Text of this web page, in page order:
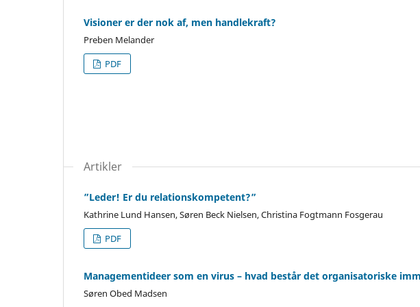
Visioner er der nok af, men handlekraft?
Preben Melander
PDF
Artikler
”Leder! Er du relationskompetent?”
Kathrine Lund Hansen, Søren Beck Nielsen, Christina Fogtmann Fosgerau
PDF
Managementideer som en virus – hvad består det organisatoriske
Søren Obed Madsen